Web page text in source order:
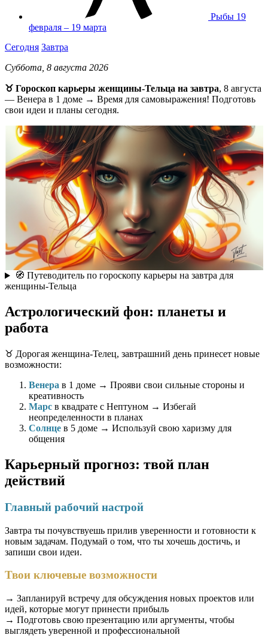
Рыбы 19
февраля – 19 марта
Сегодня Завтра
Суббота, 8 августа 2026
♉️ Гороскоп карьеры женщины-Тельца на завтра, 8 августа
— Венера в 1 доме → Время для самовыражения! Подготовь
свои идеи и планы сегодня.
🧭 Путеводитель по гороскопу карьеры на завтра для
женщины-Тельца
Астрологический фон: планеты и
работа
♉️ Дорогая женщина-Телец, завтрашний день принесет новые
возможности:
Венера в 1 доме → Прояви свои сильные стороны и
креативность
Марс в квадрате с Нептуном → Избегай
неопределенности в планах
Солнце в 5 доме → Используй свою харизму для
общения
Карьерный прогноз: твой план
действий
Главный рабочий настрой
Завтра ты почувствуешь прилив уверенности и готовности к
новым задачам. Подумай о том, что ты хочешь достичь, и
запиши свои идеи.
Твои ключевые возможности
→ Запланируй встречу для обсуждения новых проектов или
идей, которые могут принести прибыль
→ Подготовь свою презентацию или аргументы, чтобы
выглядеть уверенной и профессиональной